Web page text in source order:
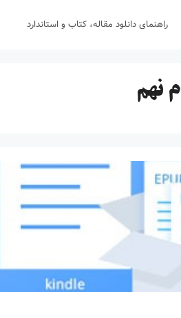
راهنمای دانلود مقاله، کتاب و استاندارد
نهم